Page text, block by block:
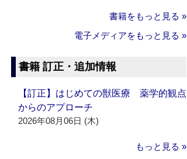
書籍をもっと見る »
電子メディアをもっと見る »
書籍 訂正・追加情報
【訂正】はじめての獣医療 薬学的観点
からのアプローチ
2026年08月06日 (木)
もっと見る »